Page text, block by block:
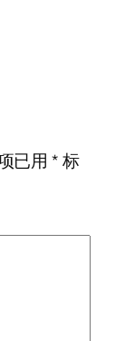
已用*标